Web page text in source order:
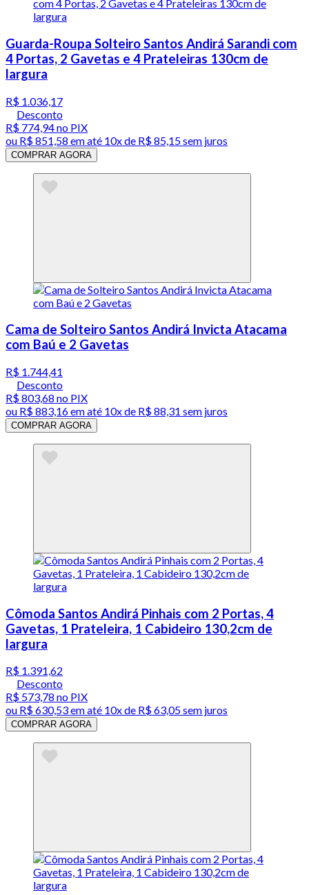
Guarda-Roupa Solteiro Santos Andirá Sarandi com
4 Portas, 2 Gavetas e 4 Prateleiras 130cm de
largura
R$ 1.036,17
Desconto
R$ 774,94no PIX
ou R$ 851,58 em até 10x de R$ 85,15 sem juros
COMPRAR AGORA
Cama de Solteiro Santos Andirá Invicta Atacama
com Baú e 2 Gavetas
R$ 1.744,41
Desconto
R$ 803,68 no PIX
ou R$ 883,16em até 10x de R$ 88,31 sem juros
COMPRAR AGORA
Cômoda Santos Andirá Pinhais com 2 Portas, 4
Gavetas, 1 Prateleira, 1 Cabideiro 130,2cm de
largura
R$ 1.391,62
Desconto
R$ 573,78 no PIX
ou R$ 630,53em até 10x de R$ 63,05 sem juros
COMPRAR AGORA